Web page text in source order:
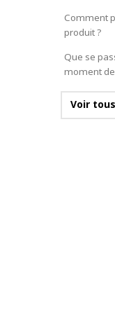
Comment
produit ?
Que se
moment
Voir tous